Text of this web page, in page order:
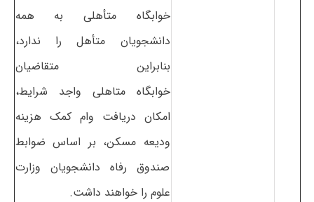
خوابگاه متأهلی به همه
دانشجویان متأهل را ندارد،
بنابراین متقاضیان
خوابگاه متاهلی واجد شرایط،
امکان دریافت وام کمک هزینه
ودیعه مسکن، بر اساس ضوابط
صندوق رفاه دانشجویان وزارت
علوم را خواهند داشت.